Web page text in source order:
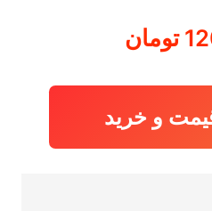
تومان
و خرید